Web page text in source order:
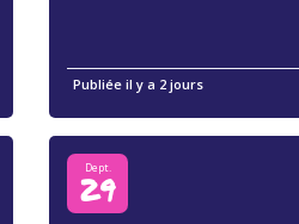
Publiée il y a 2 jours
Dept.
29